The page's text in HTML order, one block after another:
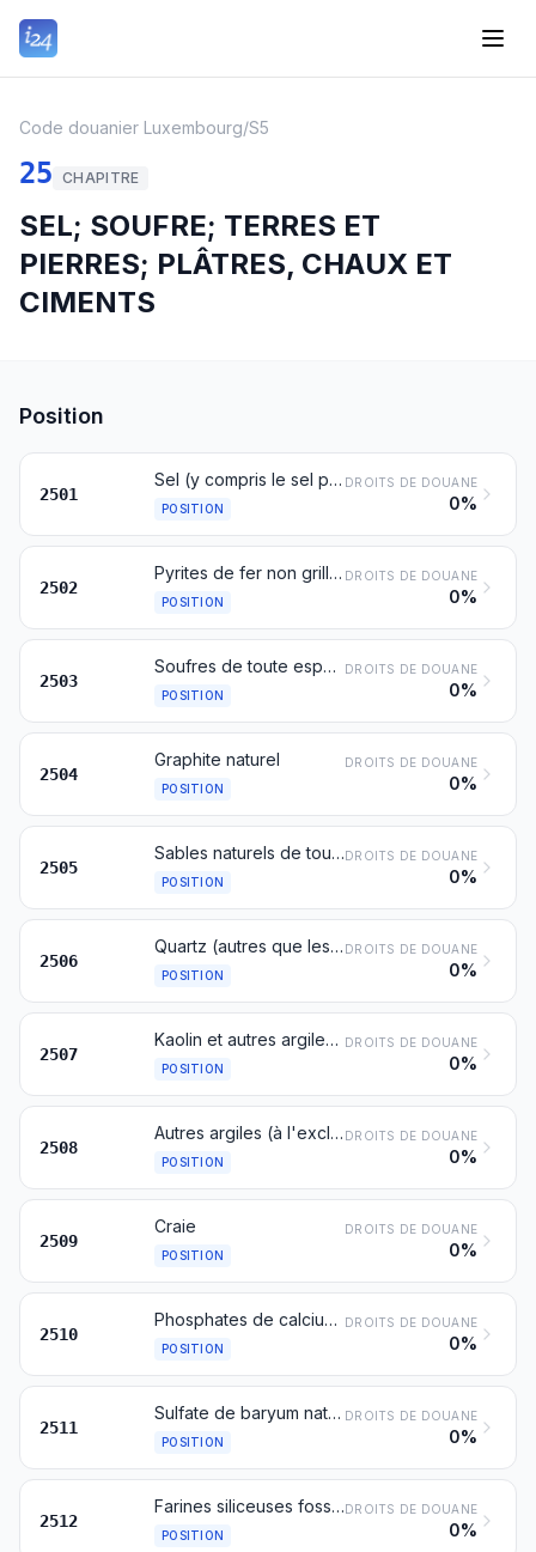
Code douanier Luxembourg/S5
25 CHAPITRE
SEL; SOUFRE; TERRES ET
PIERRES; PLÂTRES, CHAUX ET
CIMENTS
Position
2501
Sel (y compris le sel préparé pour la table et le sel dénaturé) et chlorure de sodium pur, même en solution aqueuse ou additionnés d'agents antiagglomérants ou d'agents assurant une bonne fluidité; eau de mer
POSITION
DROITS DE DOUANE
0%
2502
Pyrites de fer non grillées
POSITION
DROITS DE DOUANE
0%
2503
Soufres de toute espèce, à l'exclusion du soufre sublimé, du soufre précipité et du soufre colloïdal
POSITION
DROITS DE DOUANE
0%
2504
Graphite naturel
POSITION
DROITS DE DOUANE
0%
2505
Sables naturels de toute espèce, même colorés, à l'exclusion des sables métallifères du chapitre 26
POSITION
DROITS DE DOUANE
0%
2506
Quartz (autres que les sables naturels); quartzites, même dégrossis ou simplement débités, par sciage ou autrement, en blocs ou en plaques de forme carrée ou rectangulaire
POSITION
DROITS DE DOUANE
0%
2507
Kaolin et autres argiles kaoliniques, même calcinés
POSITION
DROITS DE DOUANE
0%
2508
Autres argiles (à l'exclusion des argiles expansées du no 6806), andalousite, cyanite, sillimanite, même calcinées; mullite; terres de chamotte ou de dinas
POSITION
DROITS DE DOUANE
0%
2509
Craie
POSITION
DROITS DE DOUANE
0%
2510
Phosphates de calcium naturels, phosphates aluminocalciques naturels et craies phosphatées
POSITION
DROITS DE DOUANE
0%
2511
Sulfate de baryum naturel (barytine); carbonate de baryum naturel (withérite), même calciné, à l'exclusion de l'oxyde de baryum du no 2816
POSITION
DROITS DE DOUANE
0%
2512
Farines siliceuses fossiles (kieselguhr, tripolite, diatomite, par exemple) et autres terres siliceuses analogues, d'une densité apparente n'excédant pas 1, même calcinées
POSITION
DROITS DE DOUANE
0%